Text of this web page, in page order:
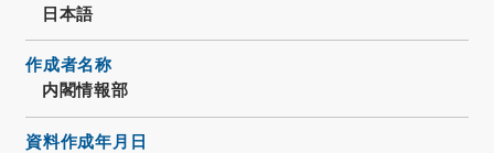
日本語
作成者名称
内閣情報部
資料作成年月日